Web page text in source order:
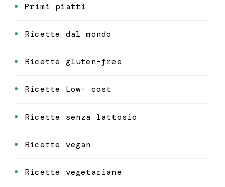
Primi piatti
Ricette dal mondo
Ricette gluten-free
Ricette Low- cost
Ricette senza lattosio
Ricette vegan
Ricette vegetariane